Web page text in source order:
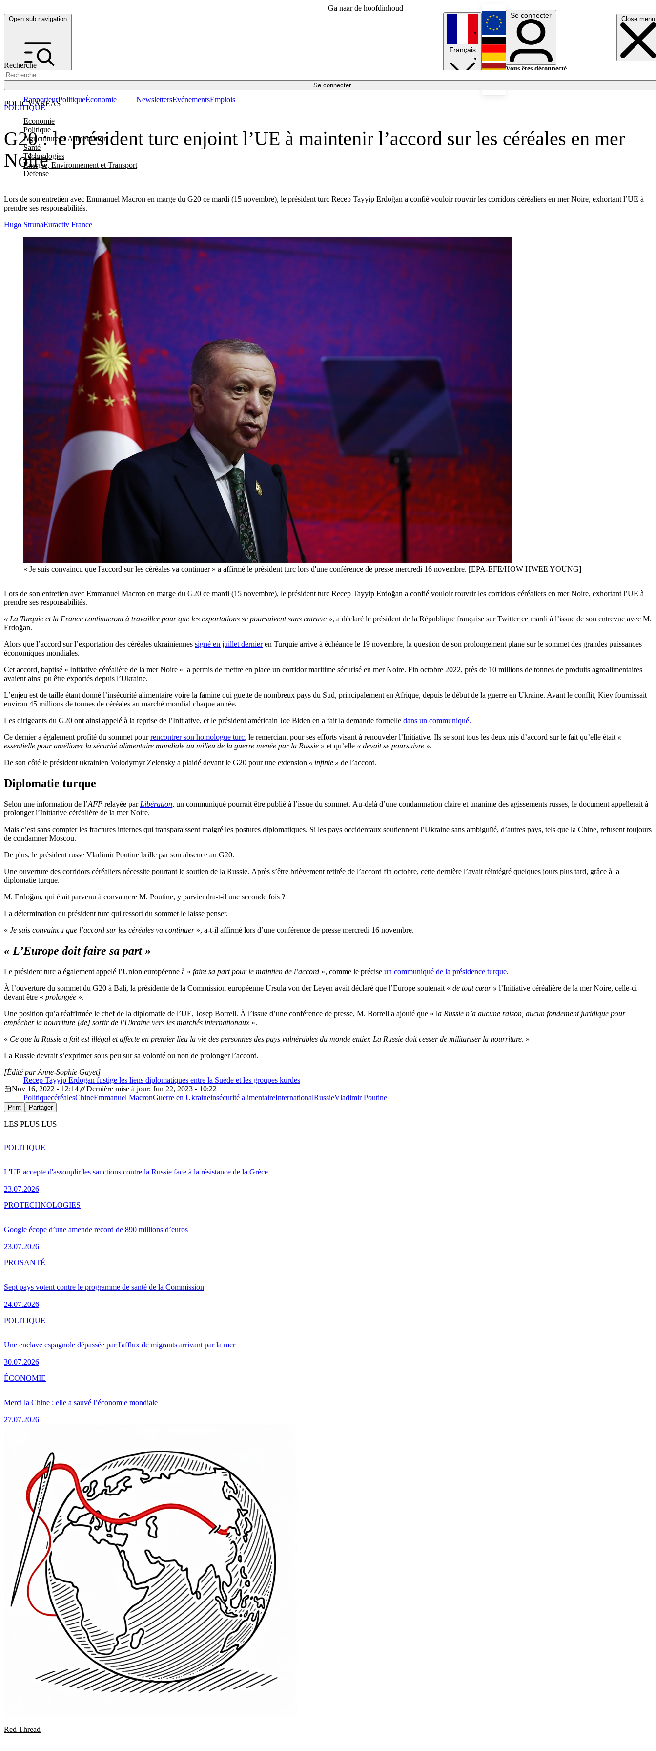
Ga naar de hoofdinhoud
Open sub navigation Close menu
Recherche
Se connecter
POLICY AREAS
Economie
Politique
Agriculture et Alimentation
Santé
Technologies
Energie, Environnement et Transport
Défense
RapporteurPolitiqueÉconomie NewslettersEvénementsEmplois
Français
English
Deutsch
Se connecter
Vous êtes déconnecté.
G20 : le président turc enjoint l’UE à maintenir l’accord sur les céréales en mer
Noire
Lors de son entretien avec Emmanuel Macron en marge du G20 ce mardi (15 novembre), le président turc Recep Tayyip Erdoğan a confié vouloirrouvrir les corridors céréaliers en mer Noire, exhortant l’UE à
prendre ses responsabilités.
POLITIQUE
Hugo StrunaEuractiv France
« Je suis convaincu que l'accord sur les céréales va continuer » a affirmé le président turc lors d'une conférence de presse mercredi 16 novembre. [EPA-EFE/HOW HWEE YOUNG]
Lors de son entretien avec Emmanuel Macron en marge du G20 ce mardi (15 novembre), le président turc Recep Tayyip Erdoğan a confié vouloirrouvrir les corridors céréaliers en mer Noire, exhortant l’UE à
prendre ses responsabilités.
« La Turquie et la France continueront à travailler pour que les exportations se poursuivent sans entrave », a déclaré le président de la République française sur Twitter ce mardi à l’issue de son entrevue avec M.
Erdoğan.
Alors que l’accord sur l’exportation des céréales ukrainiennes signé en juillet dernieren Turquie arrive à échéance le 19 novembre, la question de son prolongement plane sur le sommet des grandes puissances
économiques mondiales.
Cet accord, baptisé « Initiative céréalière de la mer Noire », a permis de mettre en place un corridor maritime sécurisé en mer Noire. Fin octobre 2022, près de 10 millions de tonnes de produits agroalimentaires
avaient ainsi pu être exportés depuis l’Ukraine.
L’enjeu est de taille étant donné l’insécurité alimentaire voire la famine qui guette de nombreux pays du Sud, principalement en Afrique, depuis le début de la guerre en Ukraine. Avant le conflit, Kiev fournissait
environ 45 millions de tonnes de céréales au marché mondial chaque année.
Les dirigeants du G20 ont ainsi appelé à la reprise de l’Initiative, et le président américain Joe Biden en a fait la demande formelle dans un communiqué.
Ce dernier a également profité du sommet pourrencontrer son homologue turc, le remerciant pour ses efforts visant à renouvelerl’Initiative. Ils se sont tous les deux mis d’accord sur le fait qu’elle était «
essentielle pour améliorer la sécurité alimentaire mondiale au milieu de la guerre menée par la Russie » et qu’elle « devait se poursuivre ».
De son côté le président ukrainien Volodymyr Zelensky a plaidé devant le G20 pour une extension « infinie » de l’accord.
Diplomatie turque
Selon une information de l’AFP relayée par Libération, un communiqué pourrait être publié à l’issue du sommet. Au-delà d’une condamnation claire et unanime des agissements russes, le document appellerait à
prolonger l’Initiative céréalière de la mer Noire.
Mais c’est sans compter les fractures internes qui transparaissent malgré les postures diplomatiques. Si les pays occidentaux soutiennent l’Ukraine sans ambiguïté, d’autres pays, tels que la Chine, refusent toujours
de condamner Moscou.
De plus, le président russe Vladimir Poutine brille par son absence au G20.
Une ouverture des corridors céréaliers nécessite pourtant le soutien de la Russie. Après s’être brièvement retirée de l’accord fin octobre, cette dernière l’avait réintégré quelques jours plus tard, grâce à la
diplomatie turque.
M. Erdoğan, qui était parvenu à convaincre M. Poutine, y parviendra-t-il une seconde fois ?
La détermination du président turc qui ressort du sommet le laisse penser.
« Je suis convaincu que l’accord sur les céréales va continuer», a-t-il affirmé lors d’une conférence de presse mercredi 16 novembre.
« L’Europe doit faire sa part»
Le président turc a également appelé l’Union européenne à « faire sa part pour le maintien de l’accord », comme le précise un communiqué de la présidence turque.
À l’ouverture du sommet du G20 à Bali, la présidente de la Commission européenne Ursula von derLeyen avait déclaré que l’Europe soutenait « de tout cœur » l’Initiative céréalière de la mer Noire, celle-ci
devant être « prolongée ».
Une position qu’a réaffirmée le chef de la diplomatie de l’UE, Josep Borrell. À l’issue d’une conférence de presse, M. Borrell a ajouté que « la Russie n’a aucune raison, aucun fondement juridique pour
empêcher la nourriture [de] sortir de l’Ukraine vers les marchés internationaux ».
« Ce que la Russie a fait est illégal et affecte en premier lieu la vie des personnes des pays vulnérables du monde entier. La Russie doit cesser de militariser la nourriture. »
La Russie devrait s’exprimer sous peu sur sa volonté ou non de prolonger l’accord.
Recep Tayyip Erdogan fustige les liens diplomatiques entre la Suède et les groupes kurdes
[Édité par Anne-Sophie Gayet]
Nov 16, 2022 - 12:14
Dernière mise à jour: Jun 22, 2023 - 10:22
PolitiquecéréalesChineEmmanuel MacronGuerre en Ukraineinsécurité alimentaireInternationalRussieVladimir Poutine
Print Partager
LES PLUS LUS
L'UE accepte d'assouplir les sanctions contre la Russie face à la résistance de la Grèce
23.07.2026
POLITIQUE
Google écope d’une amende record de 890 millions d’euros
23.07.2026
PROTECHNOLOGIES
Sept pays votent contre le programme de santé de la Commission
24.07.2026
PROSANTÉ
Une enclave espagnole dépassée par l'afflux de migrants arrivant par la mer
30.07.2026
POLITIQUE
Merci la Chine : elle a sauvé l’économie mondiale
27.07.2026
ÉCONOMIE
Red Thread